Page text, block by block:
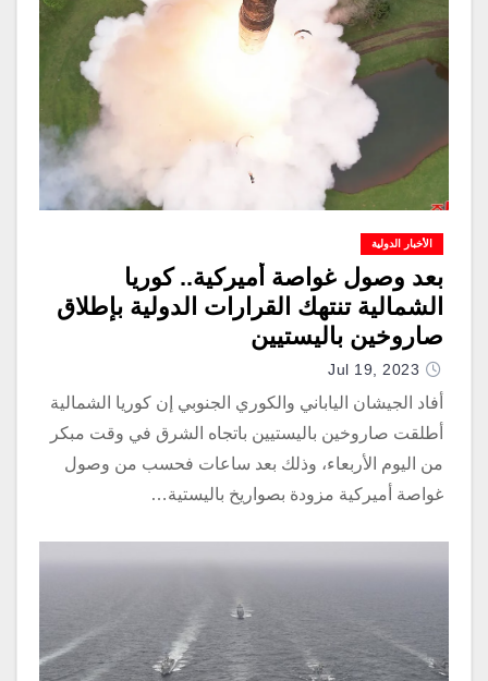
الأخبار الدولية
بعد وصول غواصة أميركية.. كوريا
الشمالية تنتهك القرارات الدولية بإطلاق
صاروخين باليستيين
Jul 19, 2023
أفاد الجيشان الياباني والكوري الجنوبي إن كوريا الشمالية
أطلقت صاروخين باليستيين باتجاه الشرق في وقت مبكر
من اليوم الأربعاء، وذلك بعد ساعات فحسب من وصول
غواصة أميركية مزودة بصواريخ باليستية…